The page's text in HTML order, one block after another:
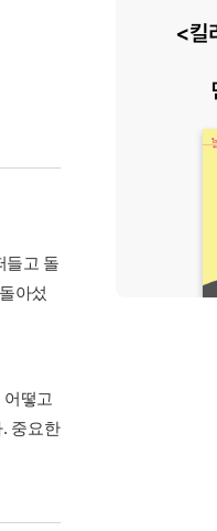
들고 돌
아섰
떻고
중요한